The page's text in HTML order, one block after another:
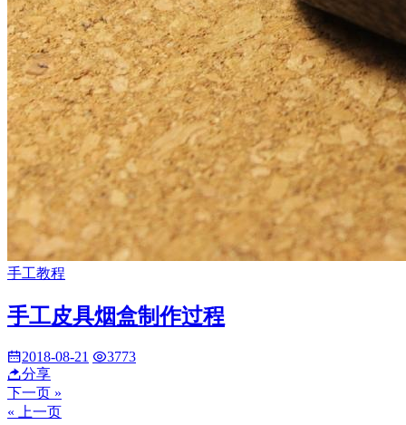
手工教程
手工皮具烟盒制作过程
2018-08-21
3773
分享
下一页 »
« 上一页